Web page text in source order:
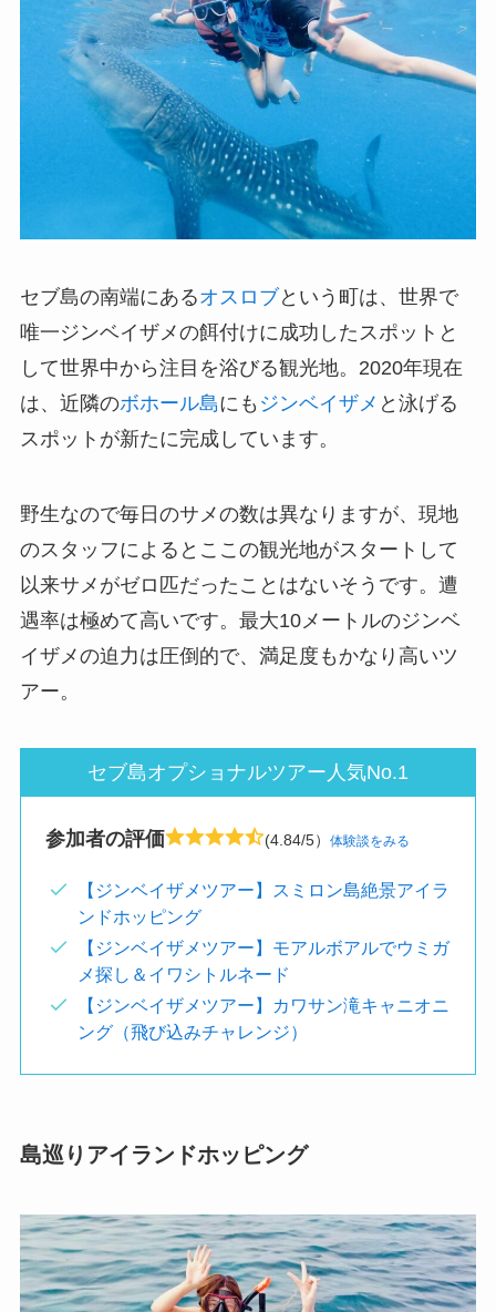
セブ島の南端にあるオスロブという町は、世界で
唯一ジンベイザメの餌付けに成功したスポットと
して世界中から注目を浴びる観光地。2020年現在
は、近隣のボホール島にも ジンベイザメ と泳げる
スポットが新たに完成しています。
野生なので毎日のサメの数は異なりますが、現地
のスタッフによるとここの観光地がスタートして
以来サメがゼロ匹だったことはないそうです。遭
遇率は極めて高いです。最大10メートルのジンベ
イザメの迫力は圧倒的で、満足度もかなり高いツ
アー。
セブ島オプショナルツアー人気No.1
参加者の評価 (4.84/5）体験談をみる
【ジンベイザメツアー】スミロン島絶景アイラ
ンドホッピング
【ジンベイザメツアー】モアルボアルでウミガ
メ探し＆イワシトルネード
【ジンベイザメツアー】カワサン滝キャニオニ
ング（飛び込みチャレンジ）
島巡りアイランドホッピング